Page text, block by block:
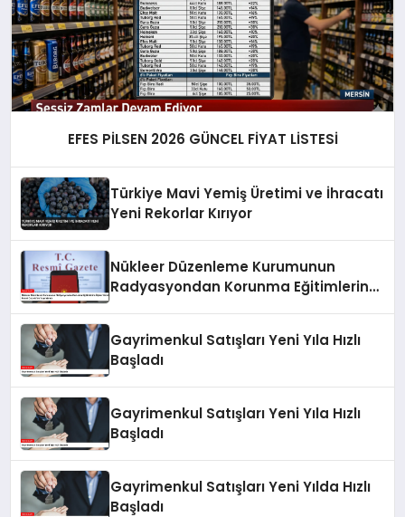
EFES PİLSEN 2026 GÜNCEL FİYAT LİSTESİ
Türkiye Mavi Yemiş Üretimi ve İhracatı
Yeni Rekorlar Kırıyor
Nükleer Düzenleme Kurumunun
Radyasyondan Korunma Eğitimlerine
Gayrimenkul Satışları Yeni Yıla Hızlı
Başladı
Gayrimenkul Satışları Yeni Yıla Hızlı
Başladı
Gayrimenkul Satışları Yeni Yılda Hızlı
Başladı